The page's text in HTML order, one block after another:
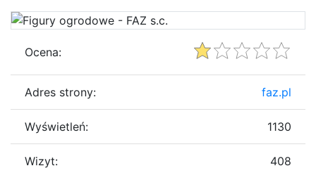
Ocena:
Adres strony: faz.pl
Wyświetleń: 1130
Wizyt: 408